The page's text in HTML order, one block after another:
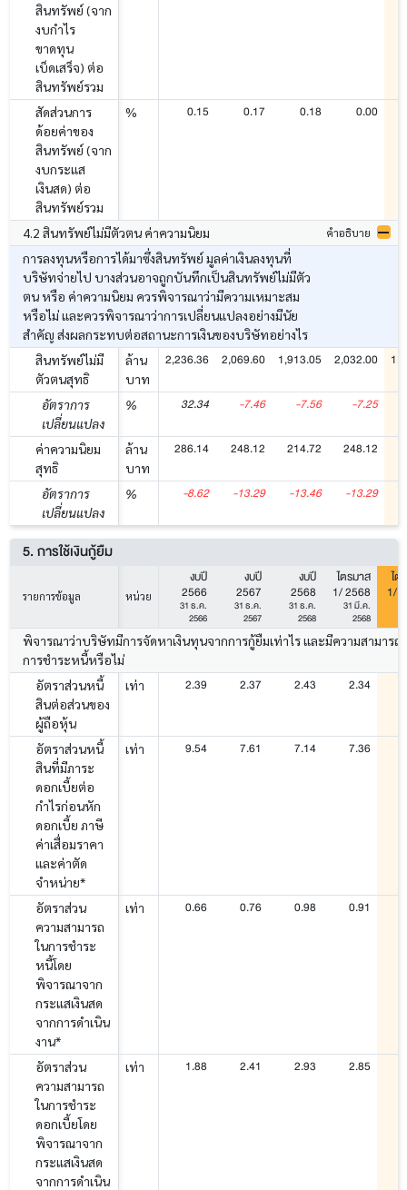
สินทรัพย์ (จาก
งบกำไร
ขาดทุน
เบ็ดเสร็จ) ต่อ
สินทรัพย์รวม
สัดส่วนการ
ด้อยค่าของ
สินทรัพย์ (จาก
งบกระแส
เงินสด) ต่อ
สินทรัพย์รวม
% 0.15 0.17 0.18 0.00
4.2 สินทรัพย์ไม่มีตัวตน ค่าความนิยม คำอธิบาย
การลงทุนหรือการได้มาซึ่งสินทรัพย์ มูลค่าเงินลงทุนที่
บริษัทจ่ายไป บางส่วนอาจถูกบันทึกเป็นสินทรัพย์ไม่มีตัว
ตน หรือ ค่าความนิยม ควรพิจารณาว่ามีความเหมาะสม
หรือไม่ และควรพิจารณาว่าการเปลี่ยนแปลงอย่างมีนัย
สำคัญ ส่งผลกระทบต่อสถานะการเงินของบริษัทอย่างไร
สินทรัพย์ไม่มี
ตัวตนสุทธิ
ล้าน
บาท
2,236.36 2,069.60 1,913.05 2,032.00
อัตราการ
เปลี่ยนแปลง
% 32.34 -7.46 -7.56 -7.25
ค่าความนิยม
สุทธิ
ล้าน
บาท
286.14 248.12 214.72 248.12
อัตราการ
เปลี่ยนแปลง
% -8.62 -13.29 -13.46 -13.29
5. การใช้เงินกู้ยืม
รายการข้อมูล หน่วย
งบปี
2566
31 ธ.ค.
2566
งบปี
2567
31 ธ.ค.
2567
งบปี
2568
31 ธ.ค.
2568
ไตรมาส
1/ 2568
31 มี.ค.
2568
ไต
1/
พิจารณาว่าบริษัทมีการจัดหาเงินทุนจากการกู้ยืมเท่าไร และมีความสามารถ
การชำระหนี้หรือไม่
อัตราส่วนหนี้
สินต่อส่วนของ
ผู้ถือหุ้น
เท่า 2.39 2.37 2.43 2.34
อัตราส่วนหนี้
สินที่มีภาระ
ดอกเบี้ยต่อ
กำไรก่อนหัก
ดอกเบี้ย ภาษี
ค่าเสื่อมราคา
และค่าตัด
จำหน่าย*
เท่า 9.54 7.61 7.14 7.36
อัตราส่วน
ความสามารถ
ในการชำระ
หนี้โดย
พิจารณาจาก
กระแสเงินสด
จากการดำเนิน
งาน*
เท่า 0.66 0.76 0.98 0.91
อัตราส่วน
ความสามารถ
ในการชำระ
ดอกเบี้ยโดย
พิจารณาจาก
กระแสเงินสด
จากการดำเนิน
เท่า 1.88 2.41 2.93 2.85